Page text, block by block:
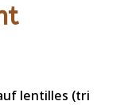
lentilles (tri